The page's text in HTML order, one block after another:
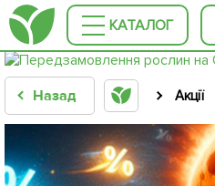
КАТАЛОГ
Назад Акції